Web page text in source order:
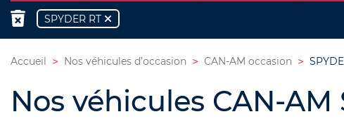
SPYDER RT
Accueil Nos véhicules d’occasion CAN-AM occasion
Nos véhicules CAN-AM